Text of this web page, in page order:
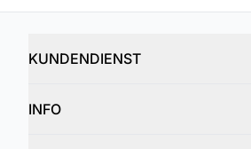
KUNDENDIENST
INFO